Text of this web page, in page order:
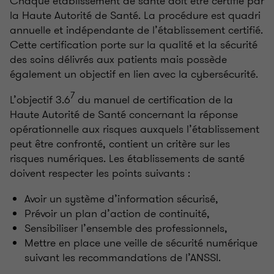
la Haute Autorité de Santé. La procédure est quadri
annuelle et indépendante de l’établissement certifié.
Cette certification porte sur la qualité et la sécurité
des soins délivrés aux patients mais possède
également un objectif en lien avec la cybersécurité.
L’objectif 3.67 du manuel de certification de la
Haute Autorité de Santé concernant la réponse
opérationnelle aux risques auxquels l’établissement
peut être confronté, contient un critère sur les
risques numériques. Les établissements de santé
doivent respecter les points suivants :
Avoir un système d’information sécurisé,
Prévoir un plan d’action de continuité,
Sensibiliser l’ensemble des professionnels,
Mettre en place une veille de sécurité numérique
suivant les recommandations de l’ANSSI.